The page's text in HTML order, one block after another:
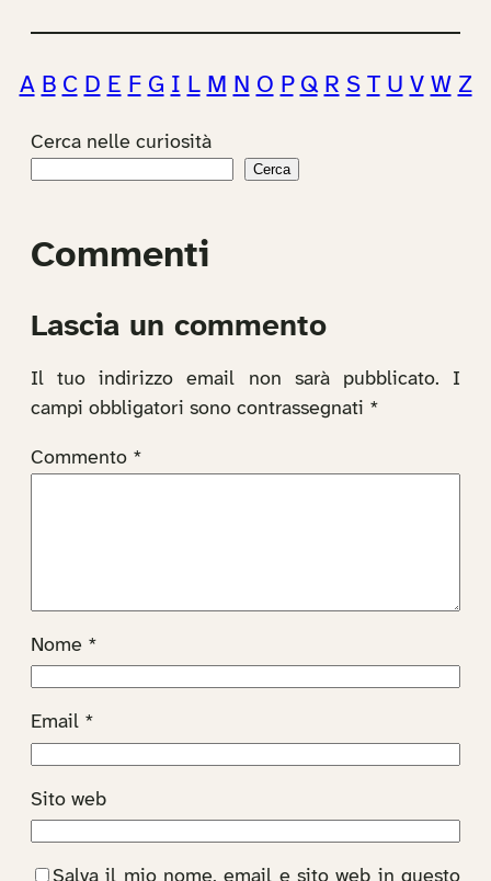
A B C D E F G I L M N O P Q R S T U V W Z
Cerca nelle curiosità
Cerca
Commenti
Lascia un commento
Il tuo indirizzo email non sarà pubblicato.
I
campi obbligatori sono contrassegnati *
Commento *
Nome *
Email *
Sito web